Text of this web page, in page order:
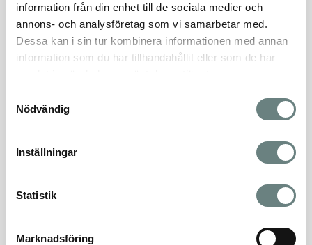
information från din enhet till de sociala medier och
annons- och analysföretag som vi samarbetar med.
Dessa kan i sin tur kombinera informationen med annan
information som du har tillhandahållit eller som de har
samlat in när du har använt deras tjänster.
Nödvändig
Inställningar
Statistik
Marknadsföring
Läs mer om projektet
FLER BOSTÄDER
Bostadsnummer, Stigande
SÅLD